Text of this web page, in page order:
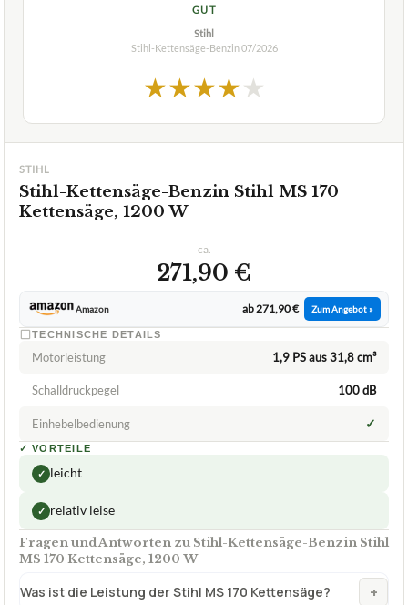
GUT
Stihl
Stihl-Kettensäge-Benzin07/2026
★★★★★
STIHL
Stihl-Kettensäge-Benzin Stihl MS 170
Kettensäge, 1200 W
ca.
271,90 €
Amazon ab 271,90 € Zum Angebot »
TECHNISCHE DETAILS
Motorleistung 1,9 PS aus 31,8 cm³
Schalldruckpegel 100 dB
Einhebelbedienung ✓
✓ VORTEILE
✓ leicht
✓ relativ leise
Fragen und Antworten zu Stihl-Kettensäge-Benzin Stihl
MS 170 Kettensäge, 1200 W
Was ist die Leistung der Stihl MS 170 Kettensäge? +